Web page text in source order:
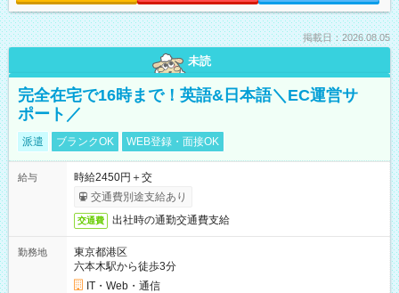
掲載日：2026.08.05
未読
完全在宅で16時まで！英語&日本語＼EC運営サ
ポート／
派遣 ブランクOK WEB登録・面接OK
給与
時給2450円＋交
交通費別途支給あり
交通費 出社時の通勤交通費支給
勤務地
東京都港区
六本木駅から徒歩3分
IT・Web・通信